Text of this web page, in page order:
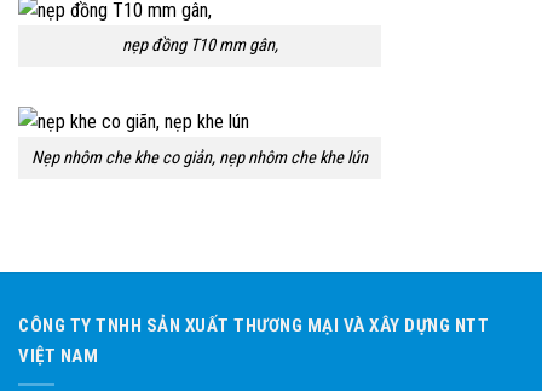
nẹp đồng T10 mm gân,
Nẹp nhôm che khe co giản, nẹp nhôm che khe lún
CÔNG TY TNHH SẢN XUẤT THƯƠNG MẠI VÀ XÂY DỰNG NTT
VIỆT NAM